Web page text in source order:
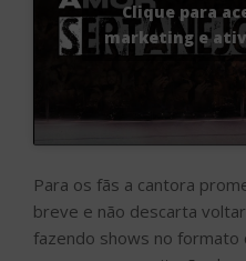
Clique para
marketing e
Para os fãs a cantora
breve e não descarta
fazendo shows no